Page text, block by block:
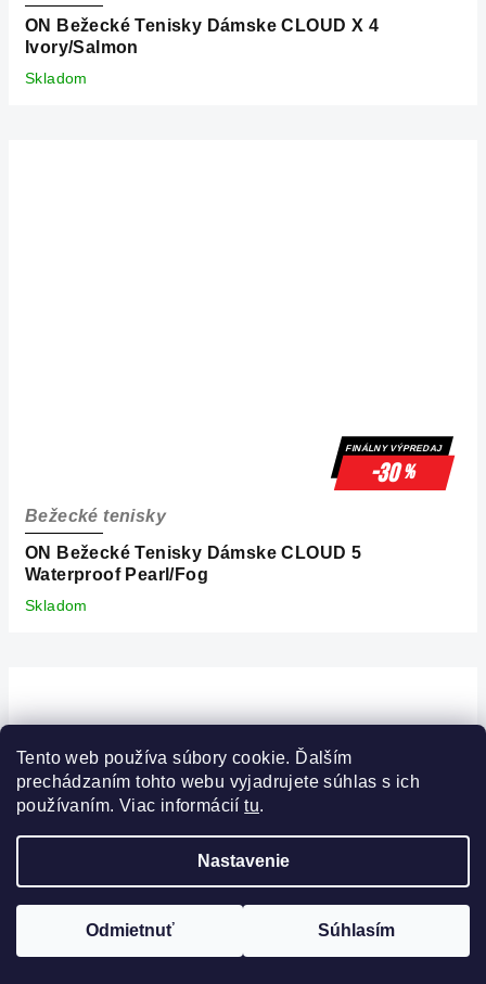
Tento web používa súbory cookie. Ďalším
prechádzaním tohto webu vyjadrujete súhlas s ich
používaním. Viac informáciítu.
Nastavenie
Odmietnuť Súhlasím
ON Bežecké Tenisky Dámske CLOUD X 4
Ivory/Salmon
Skladom
FINÁLNY VÝPREDAJ
-30%
ON Bežecké Tenisky Dámske CLOUD 5
Waterproof Pearl/Fog
Bežecké tenisky
Skladom